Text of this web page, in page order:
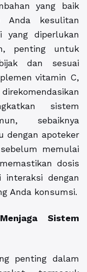
yang baik
kesulitan
yang diperlukan
penting untuk
dan sesuai
vitamin C,
sistem
sebaiknya
dengan apoteker
memulai
dosis
interaksi dengan
Anda konsumsi.
Sistem
penting dalam